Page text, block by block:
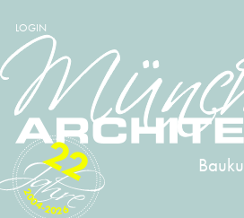
LOGIN
2004-2026
22